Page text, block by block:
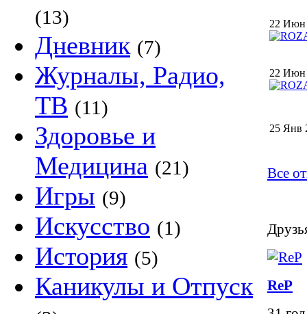
(13)
Дневник (7)
Журналы, Радио,
ТВ (11)
Здоровье и
Медицина (21)
Игры (9)
Искусство (1)
История (5)
Каникулы и Отпуск
22
22
25 Янв
Все
ReP